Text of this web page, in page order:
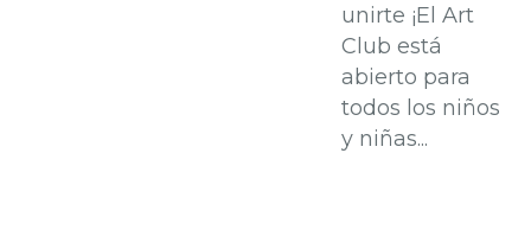
unirte ¡El Art
Club está
abierto para
todos los niños
y niñas...